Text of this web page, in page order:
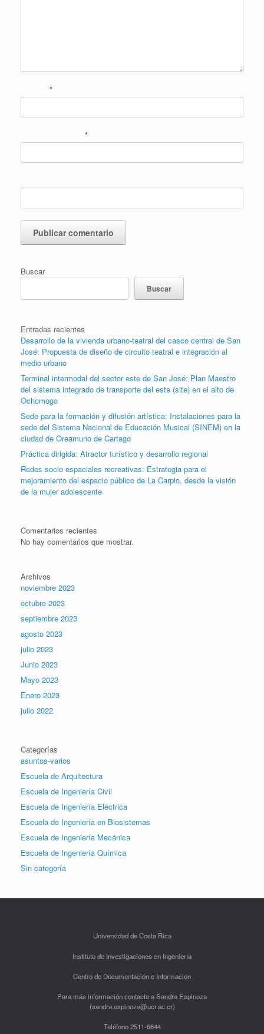
*
*
Buscar
Buscar
Entradas recientes
Desarrollo de la vivienda urbano-teatral del casco central de San
José: Propuesta de diseño de circuito teatral e integración al
medio urbano
Terminal intermodal del sector este de San José: Plan Maestro
del sistema integrado de transporte del este (site) en el alto de
Ochomogo
Sede para la formación y difusión artística: Instalaciones para la
sede del Sistema Nacional de Educación Musical (SINEM) en la
ciudad de Oreamuno de Cartago
Práctica dirigida: Atractor turístico y desarrollo regional
Redes socio espaciales recreativas: Estrategia para el
mejoramiento del espacio público de La Carpio, desde la visión
de la mujer adolescente
Comentarios recientes
No hay comentarios que mostrar.
Archivos
noviembre 2023
octubre 2023
septiembre 2023
agosto 2023
julio 2023
Junio 2023
Mayo 2023
Enero 2023
julio 2022
Categorías
asuntos-varios
Escuela de Arquitectura
Escuela de Ingeniería Civil
Escuela de Ingeniería Eléctrica
Escuela de Ingeniería en Biosistemas
Escuela de Ingeniería Mecánica
Escuela de Ingeniería Química
Sin categoría
Universidad de Costa Rica
Instituto de Investigaciones en Ingeniería
Centro de Documentación e Información
Para más información contacte a Sandra Espinoza
(sandra.espinoza@ucr.ac.cr)
Teléfono 2511-6644